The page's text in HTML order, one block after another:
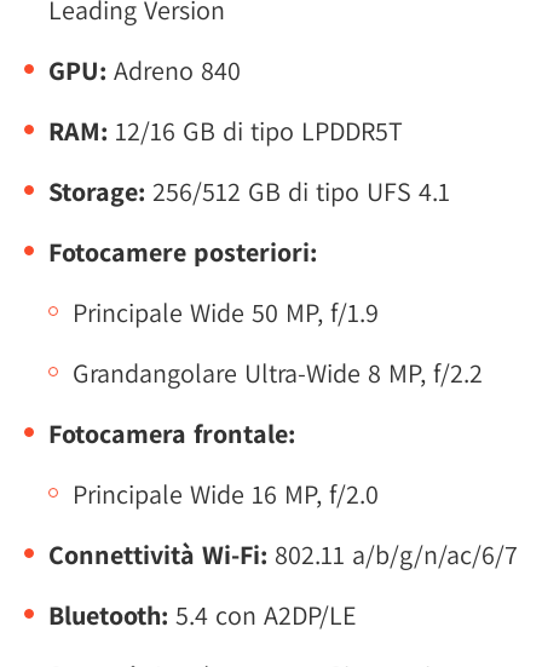
Leading Version
GPU: Adreno 840
RAM: 12/16 GB di tipo LPDDR5T
Storage: 256/512 GB di tipo UFS 4.1
Fotocamere posteriori:
Principale Wide 50 MP, f/1.9
Grandangolare Ultra-Wide 8 MP, f/2.2
Fotocamera frontale:
Principale Wide 16 MP, f/2.0
Connettività Wi-Fi: 802.11 a/b/g/n/ac/6/7
Bluetooth: 5.4 con A2DP/LE